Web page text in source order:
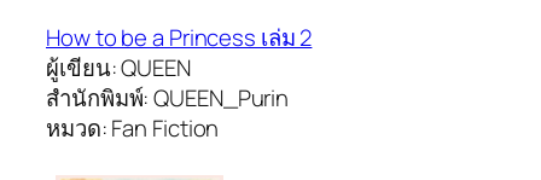
How to be a Princess เล่ม 2
ผู้เขียน: QUEEN
สำนักพิมพ์: QUEEN_Purin
หมวด: Fan Fiction